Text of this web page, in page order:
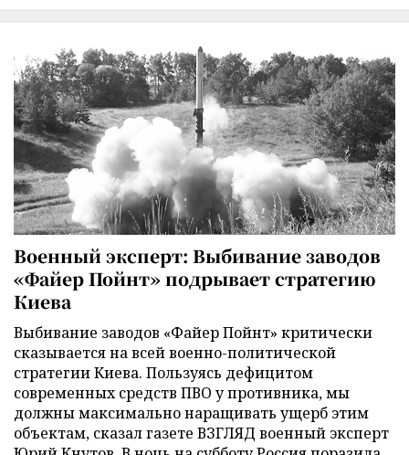
Военный эксперт: Выбивание заводов
«Файер Пойнт» подрывает стратегию
Киева
Выбивание заводов «Файер Пойнт» критически
сказывается на всей военно-политической
стратегии Киева. Пользуясь дефицитом
современных средств ПВО у противника, мы
должны максимально наращивать ущерб этим
объектам, сказал газете ВЗГЛЯД военный эксперт